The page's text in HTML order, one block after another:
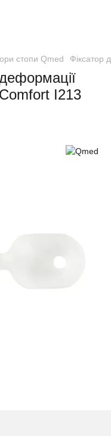
стопи Qmed Фіксатор
I213